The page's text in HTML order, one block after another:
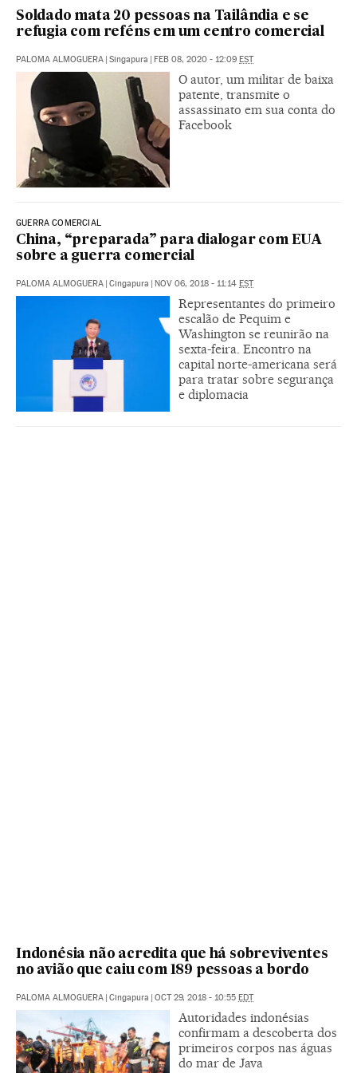
Soldado mata 20 pessoas na Tailândia e se
refugia com reféns em um centro comercial
PALOMA ALMOGUERA | Singapura | FEB 08, 2020 - 12:09 EST
O autor, um militar de baixa
patente, transmite o
assassinato em sua conta do
Facebook
GUERRA COMERCIAL
China, “preparada” para dialogar com EUA
sobre a guerra comercial
PALOMA ALMOGUERA | Cingapura | NOV 06, 2018 - 11:14 EST
Representantes do primeiro
escalão de Pequim e
Washington se reunirão na
sexta-feira. Encontro na
capital norte-americana será
para tratar sobre segurança
e diplomacia
Indonésia não acredita que há sobreviventes
no avião que caiu com 189 pessoas a bordo
PALOMA ALMOGUERA | Cingapura | OCT 29, 2018 - 10:55 EDT
Autoridades indonésias
confirmam a descoberta dos
primeiros corpos nas águas
do mar de Java